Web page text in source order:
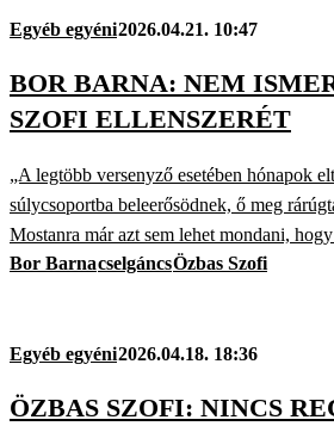
Egyéb egyéni2026.04.21. 10:47
BOR BARNA: NEM
SZOFI ELLENSZERÉT
„A legtöbb versenyző esetében hónapok
súlycsoportba beleerősödnek, ő meg
Mostanra már azt sem lehet mondani,
Bor BarnacselgáncsÖzbas Szofi
Egyéb egyéni2026.04.18. 18:36
ÖZBAS SZOFI: NINCS